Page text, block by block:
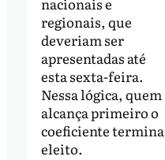
regionais, que
deveriam ser
apresentadas até
esta sexta-feira.
Nessa lógica, quem
alcança primeiro o
coeficiente termina
eleito.